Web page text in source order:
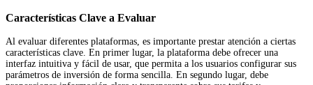
Características Clave a Evaluar
Al evaluar diferentes plataformas, es importante prestar atención a ciertas
características clave. En primer lugar, la plataforma debe ofrecer una
interfaz intuitiva y fácil de usar, que permita a los usuarios configurar sus
parámetros de inversión de forma sencilla. En segundo lugar, debe